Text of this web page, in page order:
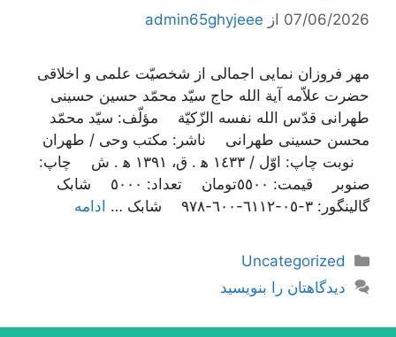
07/06/2026 از admin65ghyjeee
مهر فروزان نمایی اجمالی از شخصیّت علمی و اخلاقی
حضرت علاّمه آیة الله حاج سیّد محمّد حسین حسینی
طهرانی قدّس الله نفسه الزّکیّة مؤلّف: سیّد محمّد
محسن حسینی طهرانی ناشر: مکتب وحی / طهران
نوبت چاپ: اوّل / ١٤٣٣ ه‍ . ق، ١٣٩١ ه‍ . ش چاپ:
صنوبر قیمت: ٥٥٠٠تومان تعداد: ٥٠٠٠ شابک
گالینگور: ٣-٠٥-٦١١٢-٦٠٠-٩٧٨ شابک …
ادامه
دسته‌ها
Uncategorized
دیدگاهتان را بنویسید